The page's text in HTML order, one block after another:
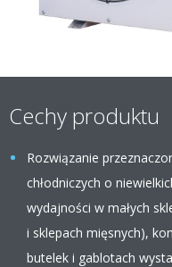
Cechy produktu
Rozwiązanie
chłodniczych o
wydajności w małych
i sklepach mięsnych),
butelek i gablotach